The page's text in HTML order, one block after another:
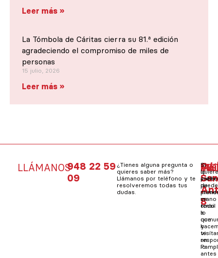
Leer más »
La Tómbola de Cáritas cierra su 81.ª edición
agradeciendo el compromiso de miles de
personas
15 julio, 2026
Leer más »
LLÁMANOS948 22 59
09
¿Tienes alguna pregunta o
quieres saber más?
Llámanos por teléfono y te
resolveremos todas tus
dudas.
C/
San
8
Si
saber
de
mano
todo
lo
que
en
Si
lo
un
email
a
y
te
lo
antes